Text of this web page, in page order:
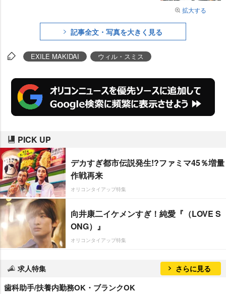
拡大する
記事全文・写真を大きく見る
EXILE MAKIDAI ウィル・スミス
PICK UP
デカすぎ都市伝説発生!?ファミマ45％増量
作戦再来
オリコンタイアップ特集
向井康二イケメンすぎ！純愛『（LOVE S
ONG）』
オリコンタイアップ特集
求人特集 さらに見る
歯科助手/扶養内勤務OK・ブランクOK